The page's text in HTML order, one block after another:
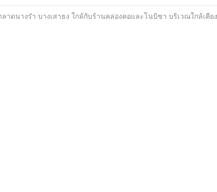
าดนางรำ บางเสาธง ใกล้กับร้านคล่องคอและโนบิชา บริเวณใกล้เคีย